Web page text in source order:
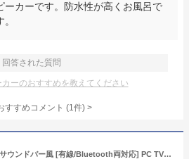
ーカーです。防水性が高くお風呂で
回答された質問
カーのおすすめを教えてください
すすめコメント (1件) >
エレコム スピーカー サウンドバー風 [有線/Bluetooth両対応] PC TV スマホ タブレットに behav ブラック SP-PCBS01UBK